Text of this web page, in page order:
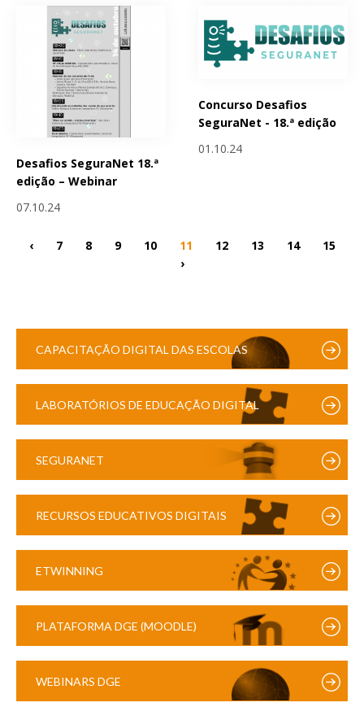
Desafios SeguraNet 18.ª
edição – Webinar
07.10.24
Concurso Desafios
SeguraNet - 18.ª edição
01.10.24
‹ 7 8 9 10 11 12 13 14
15
›
CAPACITAÇÃO DIGITAL DAS ESCOLAS
LABORATÓRIOS DE EDUCAÇÃO DIGITAL
SEGURANET
RECURSOS EDUCATIVOS DIGITAIS
ETWINNING
PLATAFORMA DGE (MOODLE)
WEBINARS DGE